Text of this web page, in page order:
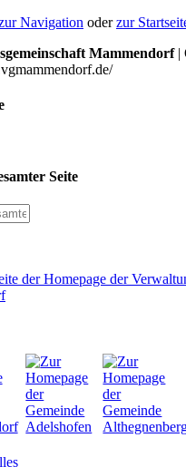
Navigation oderzur
Mammendorf|
Seite